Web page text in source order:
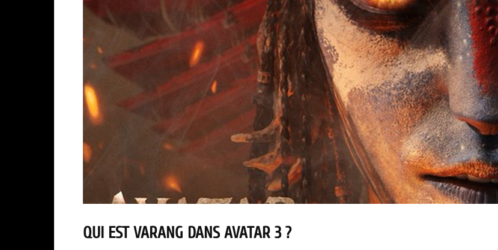
QUI EST VARANG DANS AVATAR 3 ?